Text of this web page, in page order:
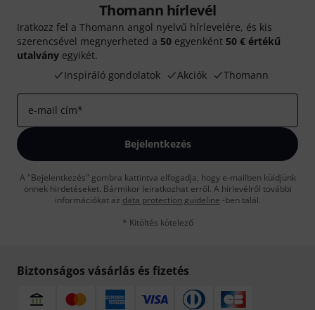
Thomann hírlevél
Iratkozz fel a Thomann angol nyelvű hírlevelére, és kis
szerencsével megnyerheted a 50 egyenként 50 € értékű
utalvány egyikét.
Inspiráló gondolatok
Akciók Thomann
e-mail cím*
Bejelentkezés
A "Bejelentkezés" gombra kattintva elfogadja, hogy e-mailben küldjünk
önnek hirdetéseket. Bármikor leiratkozhat erről. A hírlevélről további
információkat az data protection guideline -ben talál.
* Kitöltés kötelező
Biztonságos vásárlás és fizetés